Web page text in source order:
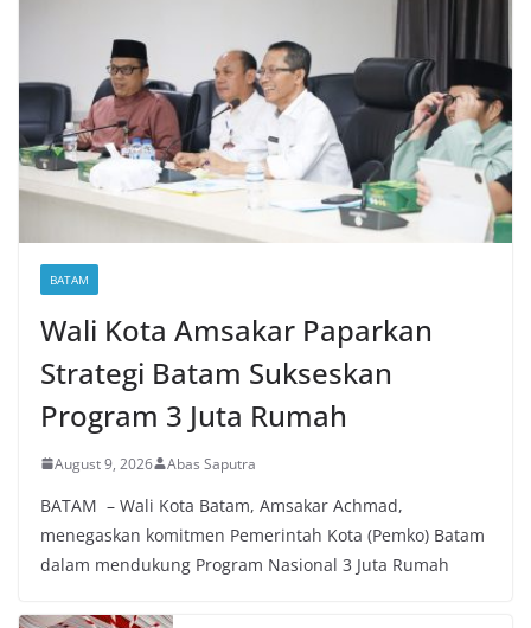
BATAM
Wali Kota Amsakar Paparkan
Strategi Batam Sukseskan
Program 3 Juta Rumah
August 9, 2026 Abas Saputra
BATAM – Wali Kota Batam, Amsakar Achmad,
menegaskan komitmen Pemerintah Kota (Pemko) Batam
dalam mendukung Program Nasional 3 Juta Rumah